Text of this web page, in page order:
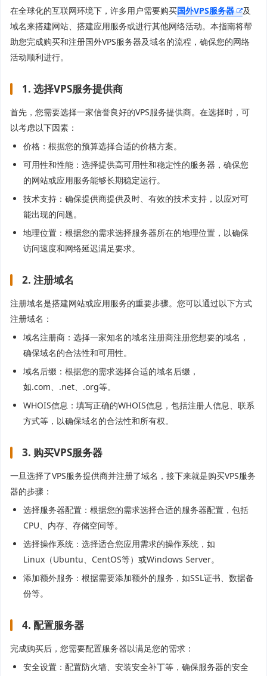
在全球化的互联网环境下，许多用户需要购买国外VPS服务器
及
域名来搭建网站、搭建应用服务或进行其他网络活动。本指南将帮
助您完成购买和注册国外VPS服务器及域名的流程，确保您的网络
活动顺利进行。
1. 选择VPS服务提供商
首先，您需要选择一家信誉良好的VPS服务提供商。在选择时，可
以考虑以下因素：
价格：根据您的预算选择合适的价格方案。
可用性和性能：选择提供高可用性和稳定性的服务器，确保您
的网站或应用服务能够长期稳定运行。
技术支持：确保提供商提供及时、有效的技术支持，以应对可
能出现的问题。
地理位置：根据您的需求选择服务器所在的地理位置，以确保
访问速度和网络延迟满足要求。
2. 注册域名
注册域名是搭建网站或应用服务的重要步骤。您可以通过以下方式
注册域名：
域名注册商：选择一家知名的域名注册商注册您想要的域名，
确保域名的合法性和可用性。
域名后缀：根据您的需求选择合适的域名后缀，
如.com、.net、.org等。
WHOIS信息：填写正确的WHOIS信息，包括注册人信息、联系
方式等，以确保域名的合法性和所有权。
3. 购买VPS服务器
一旦选择了VPS服务提供商并注册了域名，接下来就是购买VPS服务
器的步骤：
选择服务器配置：根据您的需求选择合适的服务器配置，包括
CPU、内存、存储空间等。
选择操作系统：选择适合您应用需求的操作系统，如
Linux（Ubuntu、CentOS等）或Windows Server。
添加额外服务：根据需要添加额外的服务，如SSL证书、数据备
份等。
4. 配置服务器
完成购买后，您需要配置服务器以满足您的需求：
安全设置：配置防火墙、安装安全补丁等，确保服务器的安全